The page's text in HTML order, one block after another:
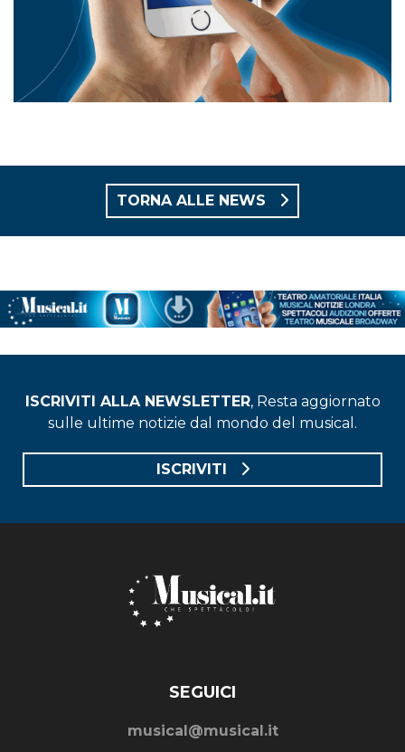
TORNA ALLE NEWS
ISCRIVITI ALLA NEWSLETTER, Resta aggiornato
sulle ultime notizie dal mondo del musical.
ISCRIVITI
SEGUICI
musical@musical.it